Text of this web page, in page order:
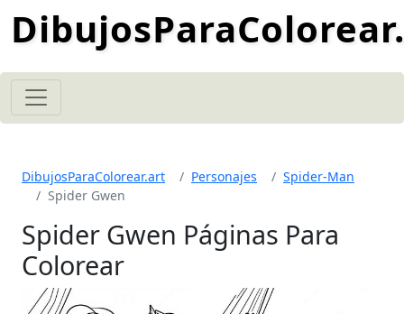
DibujosParaColorear.art Personajes
Spider-Man
Spider Gwen
Spider Gwen Páginas Para
Colorear